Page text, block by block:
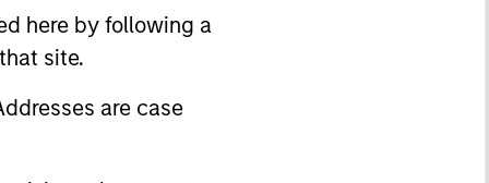
here by following a
site.
are case